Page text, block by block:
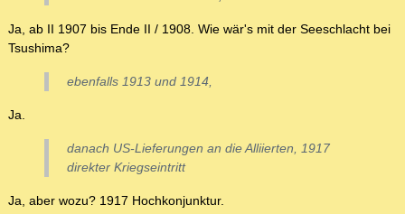
Ja, ab II 1907 bis Ende II / 1908. Wie wär's mit der Seeschlacht bei
Tsushima?
ebenfalls 1913 und 1914,
Ja.
danach US-Lieferungen an die Alliierten, 1917
direkter Kriegseintritt
Ja, aber wozu? 1917 Hochkonjunktur.